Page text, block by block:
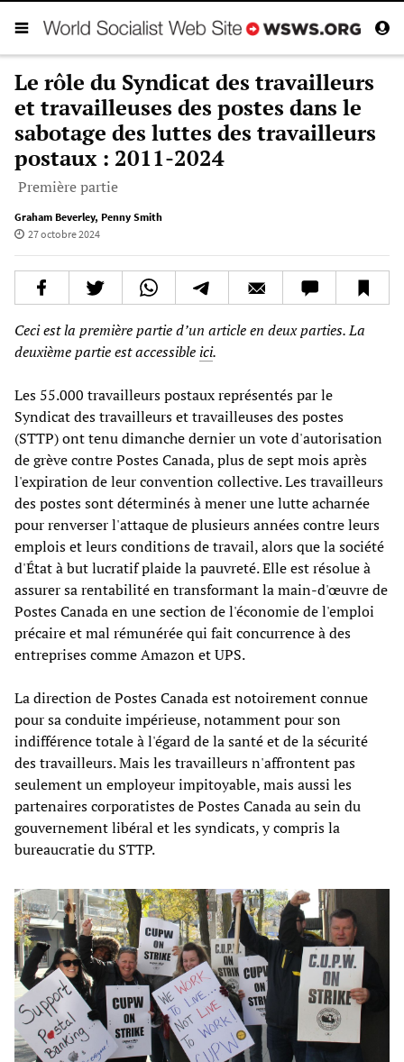
Le rôle du Syndicat des travailleurs
et travailleuses des postes dans le
sabotage des luttes des travailleurs
postaux : 2011-2024
Première partie
Graham Beverley, Penny Smith
27 octobre 2024
Ceci est la première partie d’un article en deux parties. La
deuxième partie est accessible ici.
Les 55.000 travailleurs postaux représentés par le
Syndicat des travailleurs et travailleuses des postes
(STTP) ont tenu dimanche dernier un vote d'autorisation
de grève contre Postes Canada, plus de sept mois après
l'expiration de leur convention collective. Les travailleurs
des postes sont déterminés à mener une lutte acharnée
pour renverser l'attaque de plusieurs années contre leurs
emplois et leurs conditions de travail, alors que la société
d'État à but lucratif plaide la pauvreté. Elle est résolue à
assurer sa rentabilité en transformant la main-d'œuvre de
Postes Canada en une section de l'économie de l'emploi
précaire et mal rémunérée qui fait concurrence à des
entreprises comme Amazon et UPS.
La direction de Postes Canada est notoirement connue
pour sa conduite impérieuse, notamment pour son
indifférence totale à l'égard de la santé et de la sécurité
des travailleurs. Mais les travailleurs n'affrontent pas
seulement un employeur impitoyable, mais aussi les
partenaires corporatistes de Postes Canada au sein du
gouvernement libéral et les syndicats, y compris la
bureaucratie du STTP.